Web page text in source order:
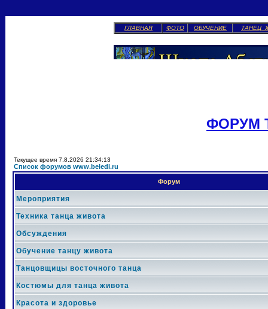
ГЛАВНАЯ ФОТО ОБУЧЕНИЕ ТАНЕЦ
ФОРУМ
Текущее время 7.8.2026 21:34:13
Список форумов www.beledi.ru
Форум
Мероприятия
Техника танца живота
Обсуждения
Обучение танцу живота
Танцовщицы восточного танца
Костюмы для танца живота
Красота и здоровье